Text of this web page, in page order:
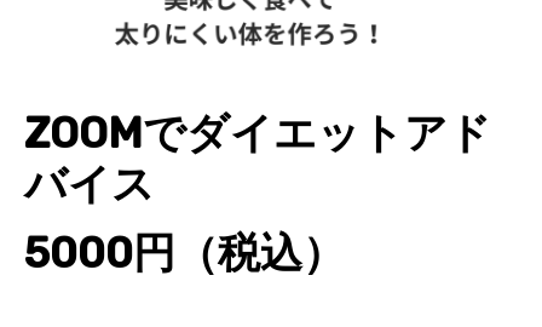
ZOOMでダイエットアド
バイス
5000円（税込）